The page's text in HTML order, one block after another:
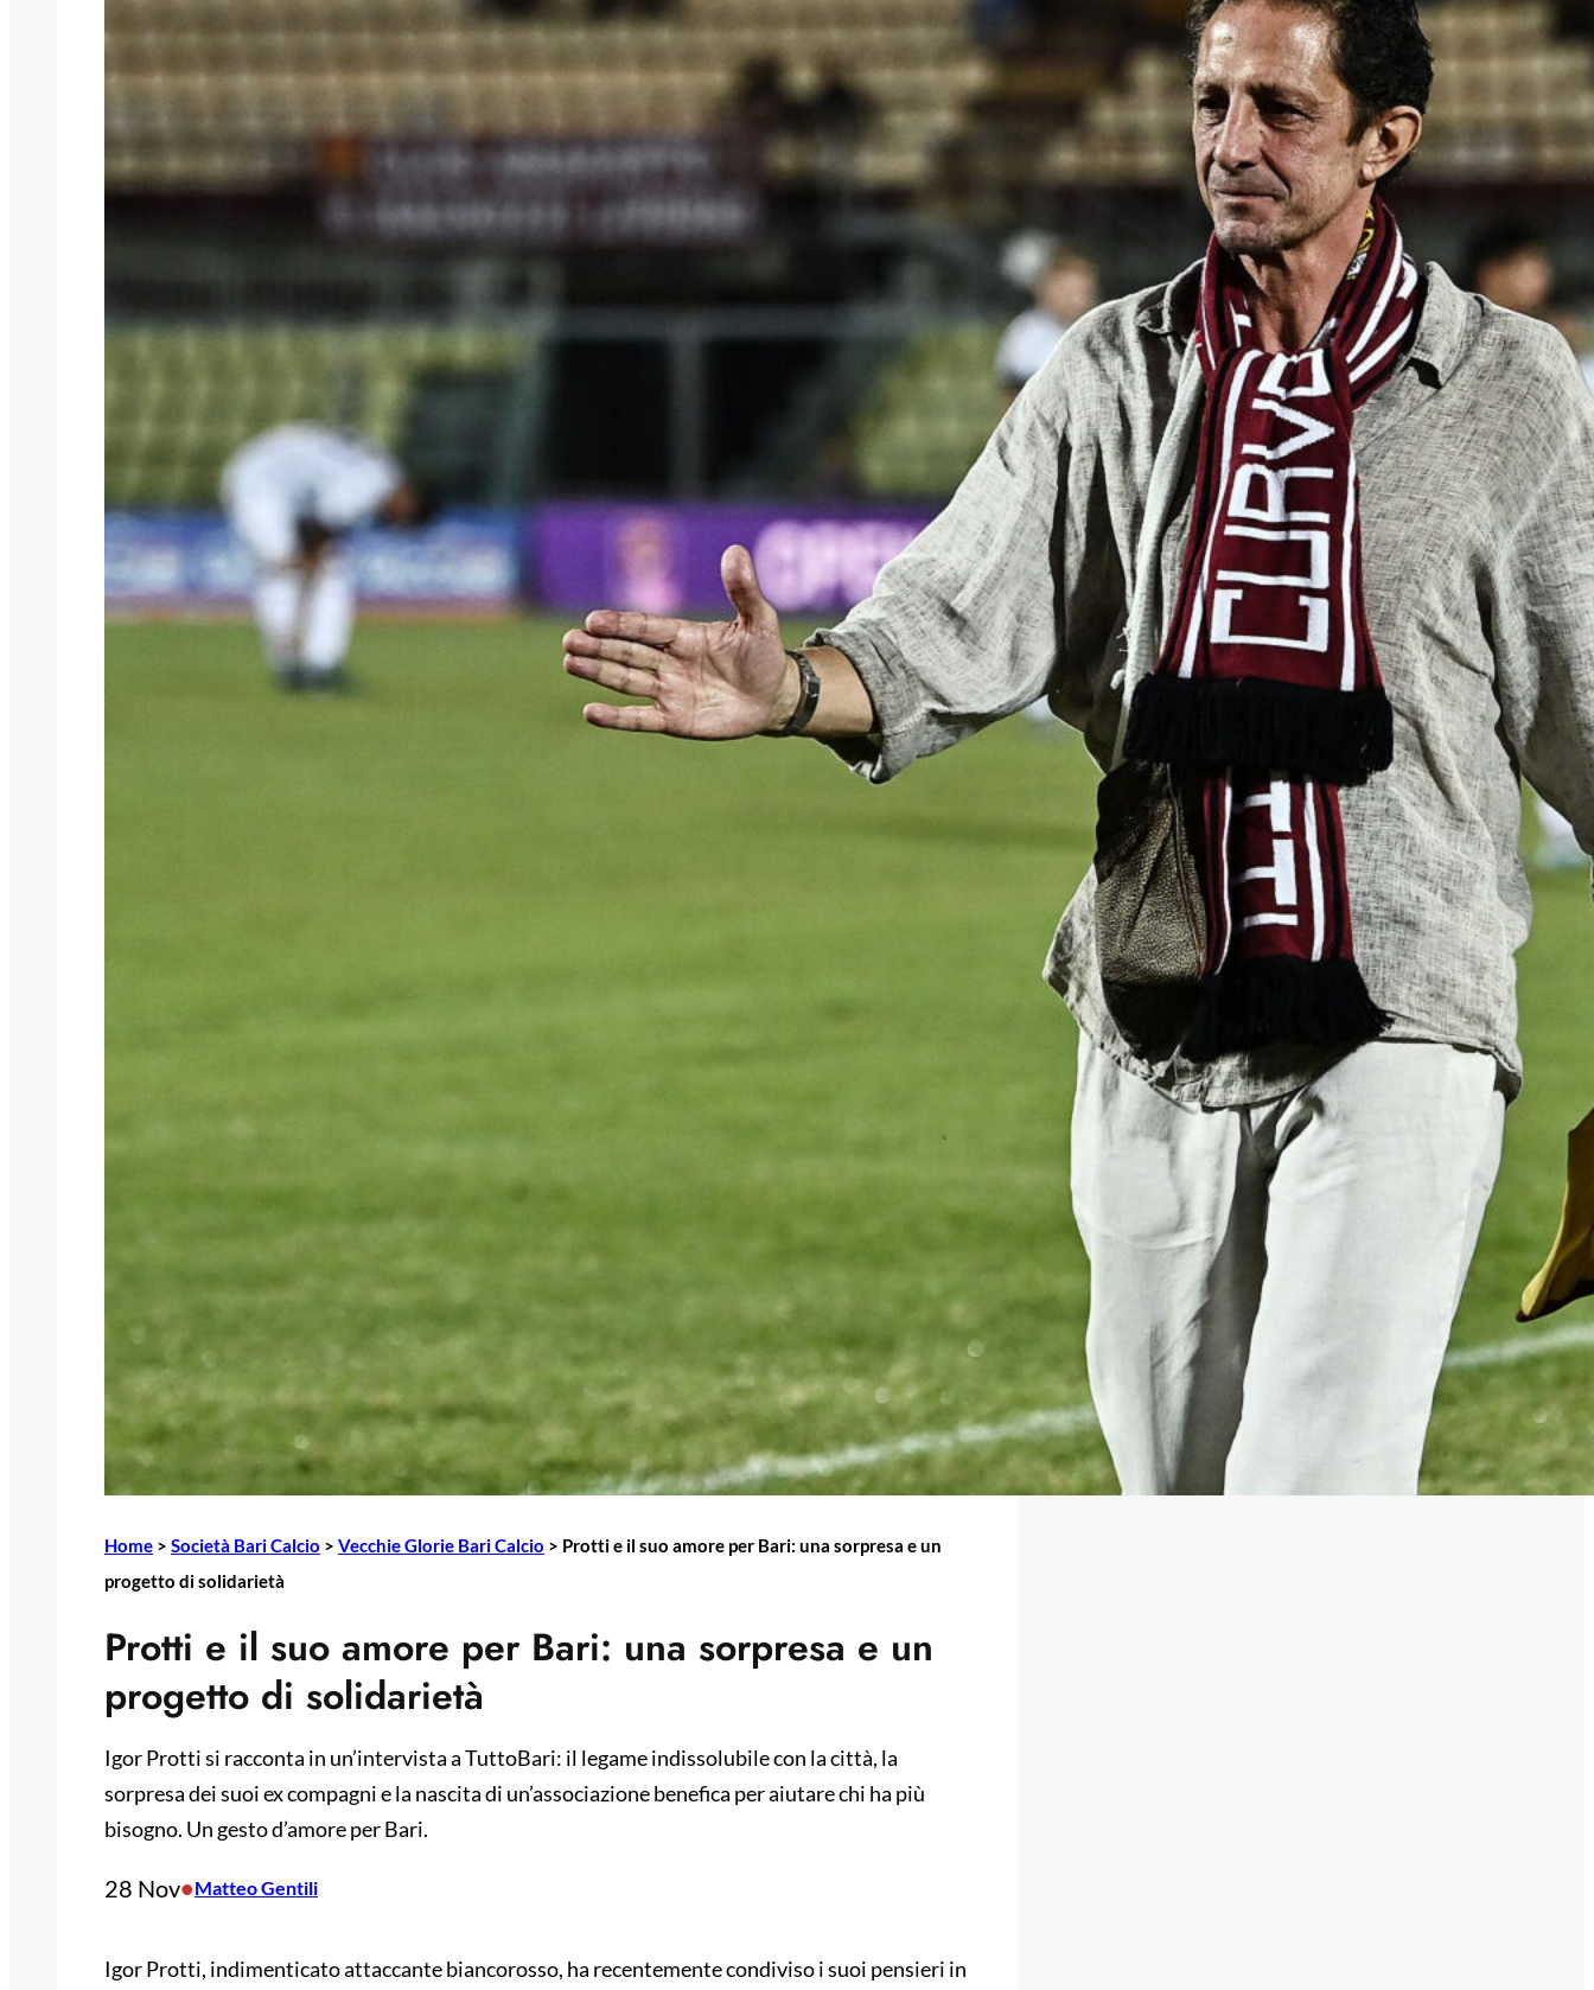
Home > Società Bari Calcio > Vecchie Glorie Bari Calcio > Protti e il suo amore per Bari: una sorpresa e un
progetto di solidarietà
Protti e il suo amore per Bari: una sorpresa e un
progetto di solidarietà
Igor Protti si racconta in un’intervista a TuttoBari: il legame indissolubile con la città, la
sorpresa dei suoi ex compagni e la nascita di un’associazione benefica per aiutare chi ha più
bisogno. Un gesto d’amore per Bari.
28 Nov•Matteo Gentili
Igor Protti, indimenticato attaccante biancorosso, ha recentemente condiviso i suoi pensieri in
Ripescaggio in Serie B per il Bari: la
speranza è legata alla crisi della Juve
Stabia
28 Maggio 2026
Futuro Bari, Leccese a De Laurentiis:
“Serve un piano industriale serio,
non siamo una seconda squadra”
27 Maggio 2026